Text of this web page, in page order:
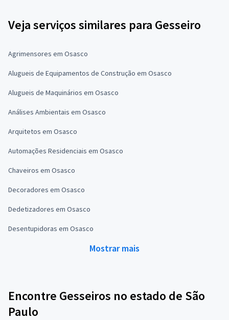
Veja serviços similares para Gesseiro
Agrimensores em Osasco
Alugueis de Equipamentos de Construção em Osasco
Alugueis de Maquinários em Osasco
Análises Ambientais em Osasco
Arquitetos em Osasco
Automações Residenciais em Osasco
Chaveiros em Osasco
Decoradores em Osasco
Dedetizadores em Osasco
Desentupidoras em Osasco
Mostrar mais
Encontre Gesseiros no estado de São
Paulo